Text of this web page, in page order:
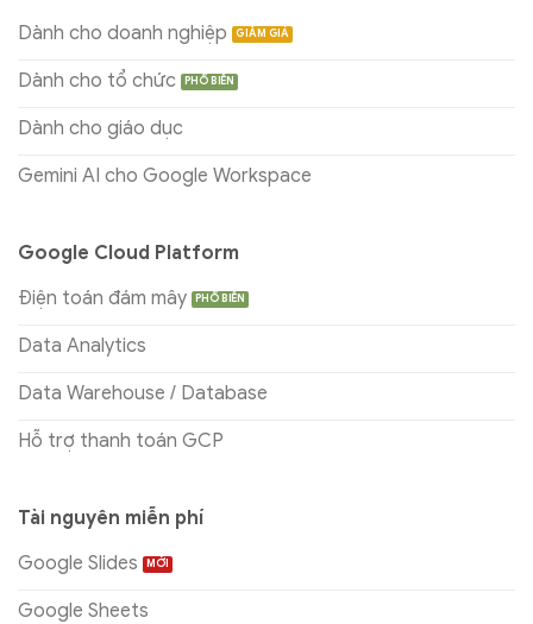
Dành cho doanh nghiệp
Dành cho tổ chức
Dành cho giáo dục
Gemini AI cho Google Workspace
Google Cloud Platform
Điện toán đám mây
Data Analytics
Data Warehouse / Database
Hỗ trợ thanh toán GCP
Tài nguyên miễn phí
Google Slides
Google Sheets